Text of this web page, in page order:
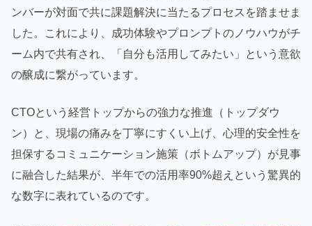
ンバーが対面で共に課題解決に当たるプロセスを踏ませま
した。これにより、成功体験やプロンプトのノウハウがチ
ーム内で共有され、「自分も活用してみたい」という意欲
の醸成に繋がっています。
CTOという経営トップからの強力な推進（トップダウ
ン）と、現場の痛みを丁寧にすくい上げ、心理的安全性を
担保するコミュニケーション施策（ボトムアップ）が見事
に融合した結果が、半年での活用率90%超えという驚異的
な数字に表れているのです。